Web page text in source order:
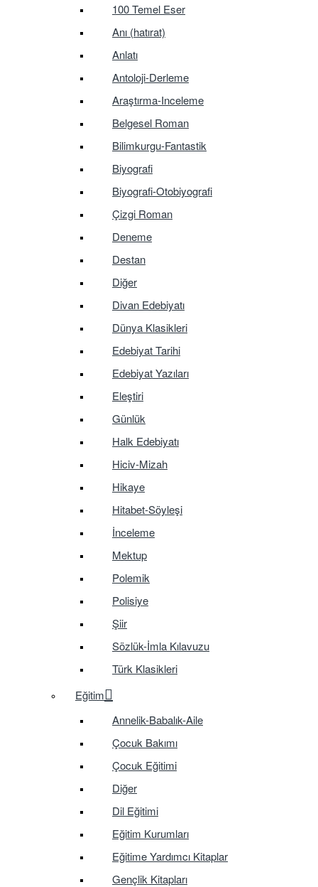
100 Temel Eser
Anı (hatırat)
Anlatı
Antoloji-Derleme
Araştırma-Inceleme
Belgesel Roman
Bilimkurgu-Fantastik
Biyografi
Biyografi-Otobiyografi
Çizgi Roman
Deneme
Destan
Diğer
Divan Edebiyatı
Dünya Klasikleri
Edebiyat Tarihi
Edebiyat Yazıları
Eleştiri
Günlük
Halk Edebiyatı
Hiciv-Mizah
Hikaye
Hitabet-Söyleşi
İnceleme
Mektup
Polemik
Polisiye
Şiir
Sözlük-İmla Kılavuzu
Türk Klasikleri
Eğitim
Annelik-Babalık-Aile
Çocuk Bakımı
Çocuk Eğitimi
Diğer
Dil Eğitimi
Eğitim Kurumları
Eğitime Yardımcı Kitaplar
Gençlik Kitapları